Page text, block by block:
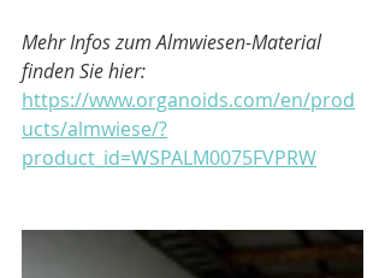
Mehr Infos zum Almwiesen-Material
finden Sie hier:
https://www.organoids.com/en/prod
ucts/almwiese/?
product_id=WSPALM0075FVPRW